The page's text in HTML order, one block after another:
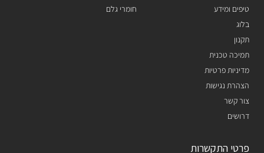
טיפים ומידע
בלוג
תקנון
תמיכה טכנית
מדיניות פרטיות
הצהרת נגישות
צור קשר
דרושים
חומרי גלם
פרטי התקשרות